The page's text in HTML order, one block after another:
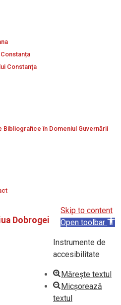
Constanța
Bibliografice în Domeniul Guvernării
Dobrogei
Skip to content
Open toolbar
Instrumente de
accesibilitate
Mărește textul
Micșorează
textul